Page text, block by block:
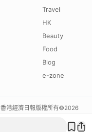
Travel
HK
Beauty
Food
Blog
e-zone
香港經濟日報版權所有©2026